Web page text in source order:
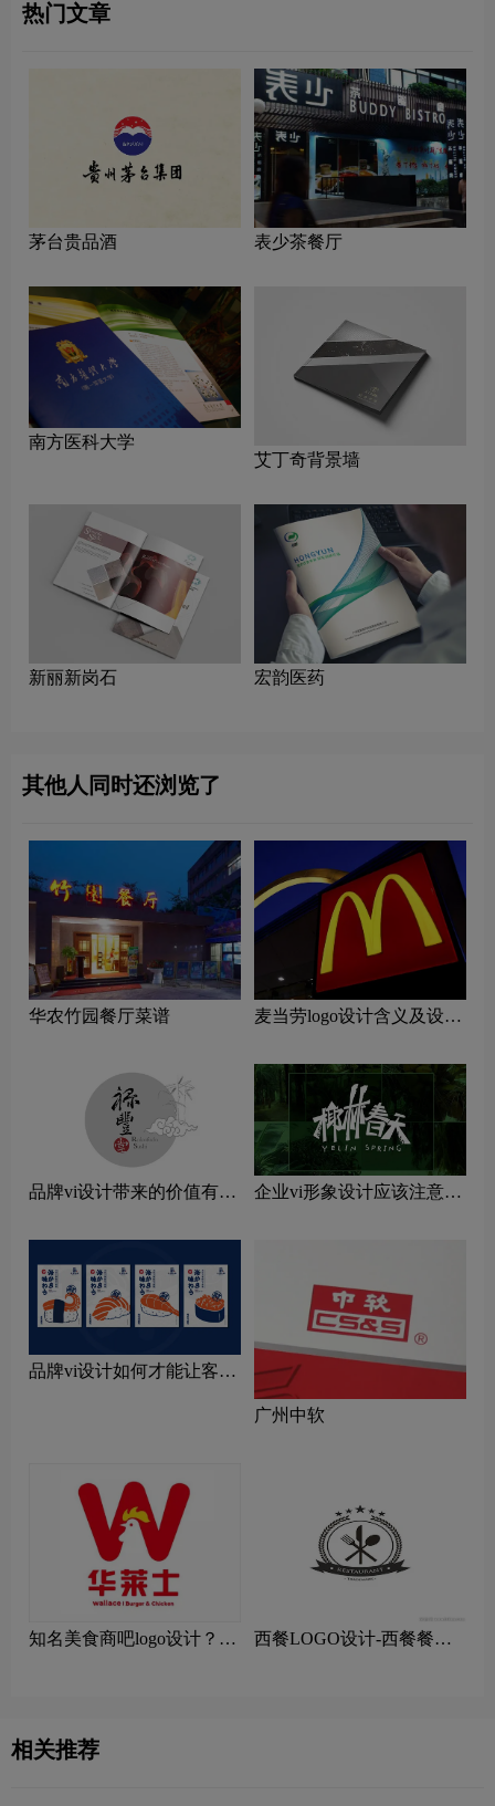
热门文章
茅台贵品酒 表少茶餐厅
南方医科大学
艾丁奇背景墙
新丽新岗石 宏韵医药
其他人同时还浏览了
华农竹园餐厅菜谱
麦当劳logo设计含义及设计
品牌vi设计带来的价值有哪
企业vi形象设计应该注意哪
品牌vi设计如何才能让客户
广州中软
知名美食商吧logo设计？华
西餐LOGO设计-西餐餐饮
相关推荐